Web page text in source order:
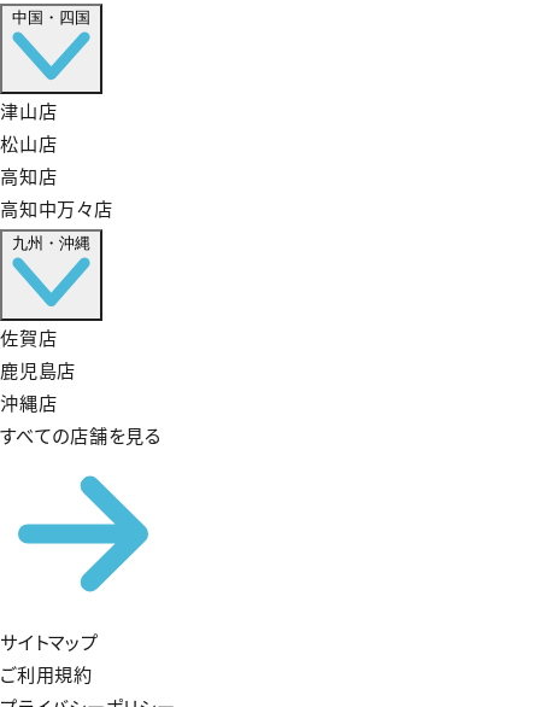
中国・四国
津山店
松山店
高知店
高知中万々店
九州・沖縄
佐賀店
鹿児島店
沖縄店
すべての店舗を見る
サイトマップ
ご利用規約